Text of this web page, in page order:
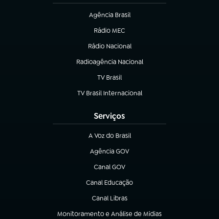
Agência Brasil
(abre em nova aba)
Rádio MEC
(abre em nova aba)
Rádio Nacional
Radioagência Nacional
(abre em nova aba)
TV Brasil
(abre em nova aba)
TV Brasil Internacional
(abre em nova aba)
Serviços
A Voz do Brasil
(abre em nova aba)
Agência GOV
(abre em nova aba)
Canal GOV
(abre em nova aba)
Canal Educação
(abre em nova aba)
Canal Libras
(abre em nova aba)
Monitoramento e Análise de Mídias
(abre em nova aba)